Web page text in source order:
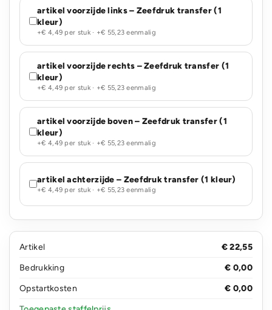
artikel voorzijde links – Zeefdruk transfer (1
kleur)
+€ 4,49 per stuk · +€ 55,23 eenmalig
artikel voorzijde rechts – Zeefdruk transfer (1
kleur)
+€ 4,49 per stuk · +€ 55,23 eenmalig
artikel voorzijde boven – Zeefdruk transfer (1
kleur)
+€ 4,49 per stuk · +€ 55,23 eenmalig
artikel achterzijde – Zeefdruk transfer (1 kleur)
+€ 4,49 per stuk · +€ 55,23 eenmalig
Artikel
€ 22,55
Bedrukking
€ 0,00
Opstartkosten
€ 0,00